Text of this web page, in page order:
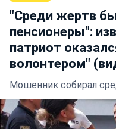
"Среди жертв
пенсионеры":
патриот
волонтером"
Мошенник собирал